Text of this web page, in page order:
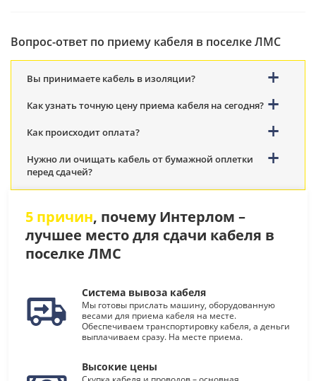
Вопрос-ответ по приему кабеля в поселке ЛМС
Вы принимаете кабель в изоляции?
Как узнать точную цену приема кабеля на сегодня?
Как происходит оплата?
Нужно ли очищать кабель от бумажной оплетки
перед сдачей?
5 причин, почему Интерлом –
лучшее место для сдачи кабеля в
поселке ЛМС
Система вывоза кабеля
Мы готовы прислать машину, оборудованную
весами для приема кабеля на месте.
Обеспечиваем транспортировку кабеля, а деньги
выплачиваем сразу. На месте приема.
Высокие цены